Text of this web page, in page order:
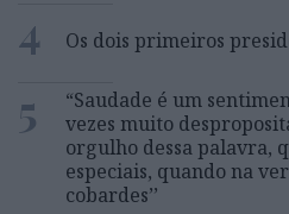
4 Os dois primeiros
5
“Saudade é um
vezes muito
orgulho dessa palavra,
especiais, quando na
cobardes’’